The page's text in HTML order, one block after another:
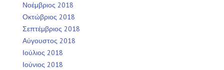
Νοέμβριος 2018
Οκτώβριος 2018
Σεπτέμβριος 2018
Αύγουστος 2018
Ιούλιος 2018
Ιούνιος 2018